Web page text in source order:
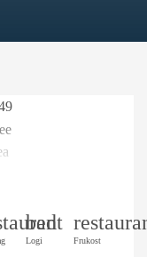
bed
Logi Frukost